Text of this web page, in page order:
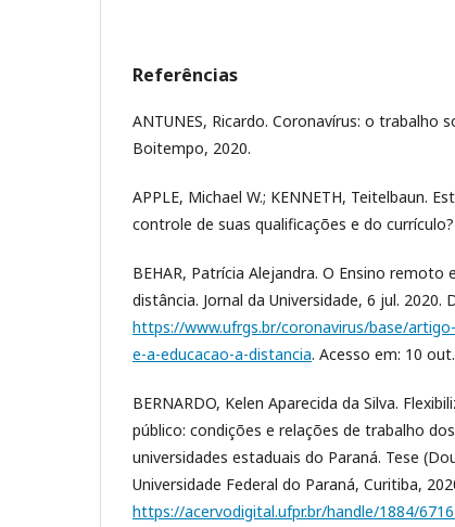
Referências
ANTUNES, Ricardo. Coronavírus: o trabalho
Boitempo, 2020.
APPLE, Michael W.; KENNETH, Teitelbaun.
controle de suas qualificações e do
BEHAR, Patrícia Alejandra. O Ensino remoto
distância. Jornal da Universidade, 6 jul. 2020.
https://www.ufrgs.br/coronavirus/base/
e-a-educacao-a-distancia. Acesso em: 10
BERNARDO, Kelen Aparecida da Silva.
público: condições e relações de trabalho
universidades estaduais do Paraná. Tese
Universidade Federal do Paraná, Curitiba,
https://acervodigital.ufpr.br/handle/1884/